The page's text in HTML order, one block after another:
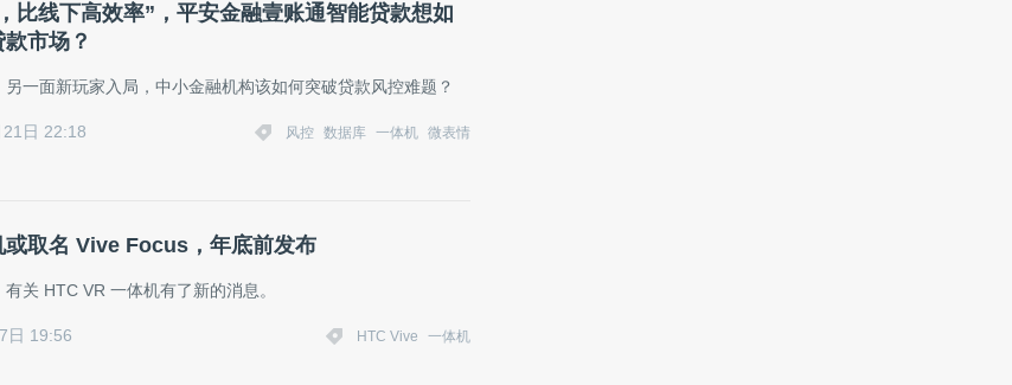
比线下高效率”，平安金融壹账通智能贷款想如
市场？
一面新玩家入局，中小金融机构该如何突破贷款风控难题？
21日 22:18 风控 数据库 一体机 微表情
或取名 Vive Focus，年底前发布
关 HTC VR 一体机有了新的消息。
日 19:56 HTC Vive 一体机